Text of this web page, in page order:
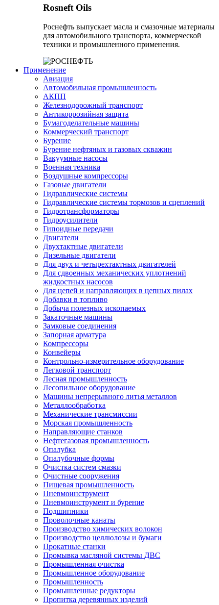
Rosneft Oils
Роснефть выпускает масла и смазочные материалы
для автомобильного транспорта, коммерческой
техники и промышленного применения.
Применение
Авиация
Автомобильная промышленность
АКПП
Железнодорожный транспорт
Антикоррозийная защита
Бумагоделательные машины
Коммерческий транспорт
Бурение
Бурение нефтяных и газовых скважин
Вакуумные насосы
Военная техника
Воздушные компрессоры
Газовые двигатели
Гидравлические системы
Гидравлические системы тормозов и сцеплений
Гидротрансформаторы
Гидроусилители
Гипоидные передачи
Двигатели
Двухтактные двигатели
Дизельные двигатели
Для двух и четырехтактных двигателей
Для сдвоенных механических уплотнений
жидкостных насосов
Для цепей и направляющих в цепных пилах
Добавки в топливо
Добыча полезных ископаемых
Закаточные машины
Замковые соединения
Запорная арматура
Компрессоры
Конвейеры
Контрольно-измерительное оборудование
Легковой транспорт
Лесная промышленность
Лесопильное оборудование
Машины непрерывного литья металлов
Металлообработка
Механические трансмиссии
Морская промышленность
Направляющие станков
Нефтегазовая промышленность
Опалубка
Опалубочные формы
Очистка систем смазки
Очистные сооружения
Пищевая промышленность
Пневмоинструмент
Пневмоинструмент и бурение
Подшипники
Проволочные канаты
Производство химических волокон
Производство целлюлозы и бумаги
Прокатные станки
Промывка масляной системы ДВС
Промышленная очистка
Промышленное оборудование
Промышленность
Промышленные редукторы
Пропитка деревянных изделий